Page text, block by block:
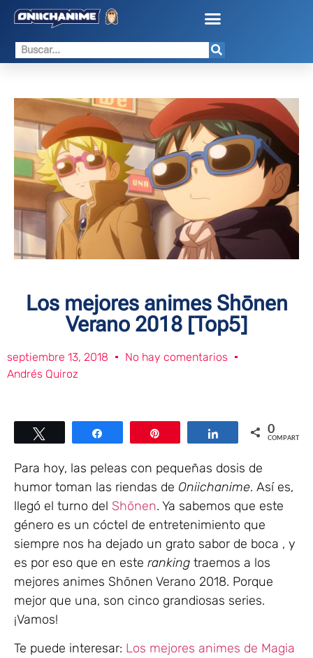
Los mejores animes Shōnen
Verano 2018 [Top5]
septiembre 13, 2018
No hay comentarios
Andrés Quiroz
Compartir Compartir0
COMPARTIR
Para hoy, las peleas con pequeñas dosis de
humor toman las riendas de Oniichanime. Así es,
llegó el turno del Shōnen. Ya sabemos que este
género es un cóctel de entretenimiento que
siempre nos ha dejado un grato sabor de boca , y
es por eso que en este ranking traemos a los
mejores animes Shōnen Verano 2018. Porque
mejor que una, son cinco grandiosas series.
¡Vamos!
Te puede interesar: Los mejores animes de Magia